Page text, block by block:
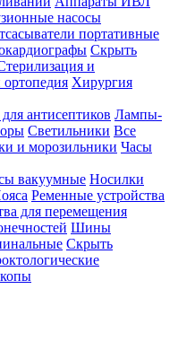
насосы
портативные
Скрыть
и
Хирургия
антисептиков Лампы-
Светильники Все
и морозильники Часы
вакуумные Носилки
Ременные устройства
для перемещения
Шины
Скрыть